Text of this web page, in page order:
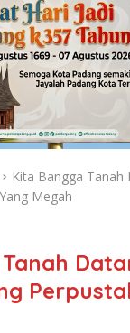
Kita Bangga Tanah
Megah